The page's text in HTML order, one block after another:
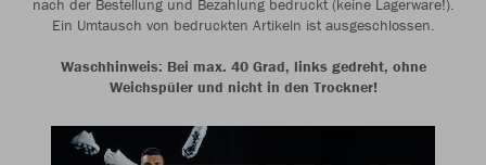
nach der Bestellung und Bezahlung bedruckt (keine Lagerware!).
Ein Umtausch von bedruckten Artikeln ist ausgeschlossen.
Waschhinweis: Bei max. 40 Grad, links gedreht, ohne
Weichspüler und nicht in den Trockner!